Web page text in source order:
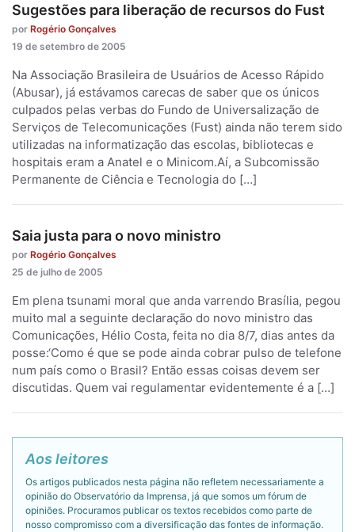
Sugestões para liberação de recursos do Fust
por Rogério Gonçalves
19 de setembro de 2005
Na Associação Brasileira de Usuários de Acesso Rápido
(Abusar), já estávamos carecas de saber que os únicos
culpados pelas verbas do Fundo de Universalização de
Serviços de Telecomunicações (Fust) ainda não terem sido
utilizadas na informatização das escolas, bibliotecas e
hospitais eram a Anatel e o Minicom.Aí, a Subcomissão
Permanente de Ciência e Tecnologia do […]
Saia justa para o novo ministro
por Rogério Gonçalves
25 de julho de 2005
Em plena tsunami moral que anda varrendo Brasília, pegou
muito mal a seguinte declaração do novo ministro das
Comunicações, Hélio Costa, feita no dia 8/7, dias antes da
posse:‘Como é que se pode ainda cobrar pulso de telefone
num país como o Brasil? Então essas coisas devem ser
discutidas. Quem vai regulamentar evidentemente é a […]
Aos leitores
Os artigos publicados nesta página não refletem necessariamente a
opinião do Observatório da Imprensa, já que somos um fórum de
opiniões. Procuramos publicar os textos recebidos como parte de
nosso compromisso com a diversificação das fontes de informação.